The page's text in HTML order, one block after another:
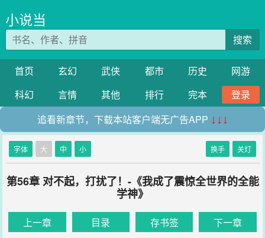
小说当
搜索
首页 玄幻 武侠 都市 历史
网游
科幻
言情 其他 排行 完本
登录
追看新章节，下载本站客户端无广告APP ↓↓↓
字体 大 中 小 换手 关灯
第56章 对不起，打扰了！-《我成了震惊全世界的全能
学神》
上一章 目录 存书签 下一章